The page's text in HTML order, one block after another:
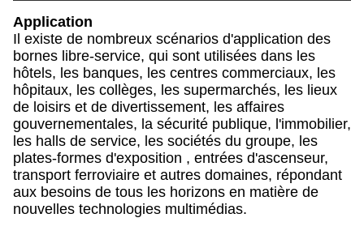
Application
Il existe de nombreux scénarios d'application des
bornes libre-service, qui sont utilisées dans les
hôtels, les banques, les centres commerciaux, les
hôpitaux, les collèges, les supermarchés, les lieux
de loisirs et de divertissement, les affaires
gouvernementales, la sécurité publique, l'immobilier,
les halls de service, les sociétés du groupe, les
plates-formes d'exposition , entrées d'ascenseur,
transport ferroviaire et autres domaines, répondant
aux besoins de tous les horizons en matière de
nouvelles technologies multimédias.